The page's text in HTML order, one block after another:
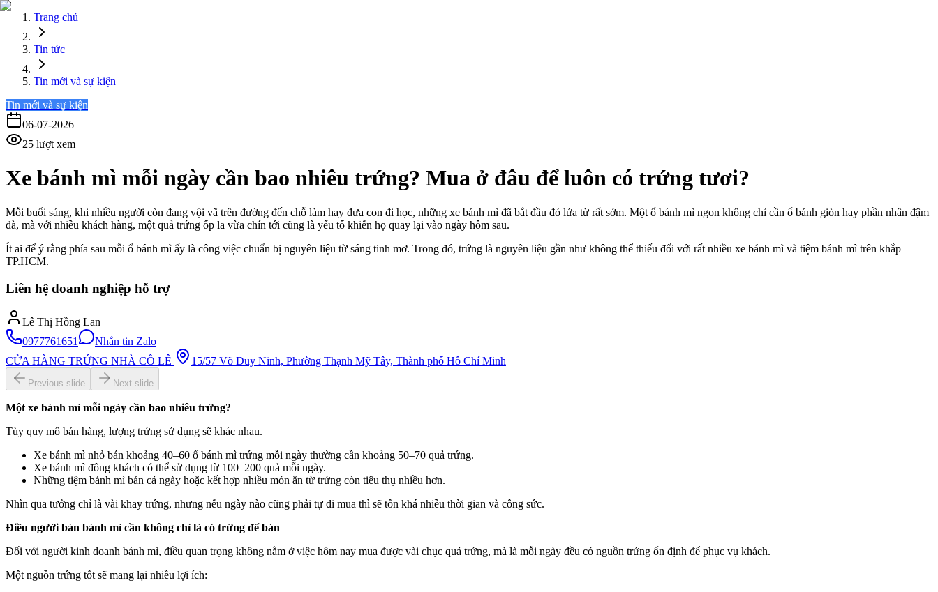
Trang chủ
Tin tức
Tin mới và sự kiện
Tin mới và sự kiện
06-07-2026
25 lượt xem
Xe bánh mì mỗi ngày cần bao nhiêu trứng? Mua ở đâu để luôn có trứng tươi?
Mỗi buổi sáng, khi nhiều người còn đang vội vã trên đường đến chỗ làm hay đưa con đi học, những xe bánh mì đã bắt đầu đỏ lửa từ rất sớm. Một ổ bánh mì ngon không chỉ cần ổ bánh giòn hay phần nhân đậm
đà, mà với nhiều khách hàng, một quả trứng ốp la vừa chín tới cũng là yếu tố khiến họ quay lại vào ngày hôm sau.
Ít ai để ý rằng phía sau mỗi ổ bánh mì ấy là công việc chuẩn bị nguyên liệu từ sáng tinh mơ. Trong đó, trứng là nguyên liệu gần như không thể thiếu đối với rất nhiều xe bánh mì và tiệm bánh mì trên khắp
TP.HCM.
Liên hệ doanh nghiệp hỗ trợ
Lê Thị Hồng Lan
0977761651
Nhắn tin Zalo
CỬA HÀNG TRỨNG NHÀ CÔ LÊ
15/57 Võ Duy Ninh, Phường Thạnh Mỹ Tây, Thành phố Hồ Chí Minh
Previous slide Next slide
Một xe bánh mì mỗi ngày cần bao nhiêu trứng?
Tùy quy mô bán hàng, lượng trứng sử dụng sẽ khác nhau.
Xe bánh mì nhỏ bán khoảng 40–60 ổ bánh mì trứng mỗi ngày thường cần khoảng 50–70 quả trứng.
Xe bánh mì đông khách có thể sử dụng từ 100–200 quả mỗi ngày.
Những tiệm bánh mì bán cả ngày hoặc kết hợp nhiều món ăn từ trứng còn tiêu thụ nhiều hơn.
Nhìn qua tưởng chỉ là vài khay trứng, nhưng nếu ngày nào cũng phải tự đi mua thì sẽ tốn khá nhiều thời gian và công sức.
Điều người bán bánh mì cần không chỉ là có trứng để bán
Đối với người kinh doanh bánh mì, điều quan trọng không nằm ở việc hôm nay mua được vài chục quả trứng, mà là mỗi ngày đều có nguồn trứng ổn định để phục vụ khách.
Một nguồn trứng tốt sẽ mang lại nhiều lợi ích: